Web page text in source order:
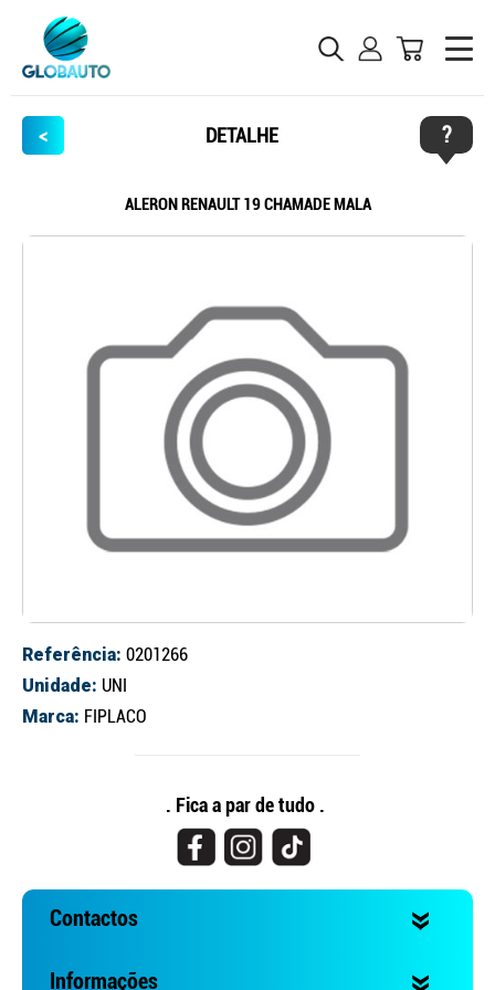
< DETALHE ?
ALERON RENAULT 19 CHAMADE MALA
Referência: 0201266
Unidade: UNI
Marca: FIPLACO
. Fica a par de tudo .
Contactos
Informações